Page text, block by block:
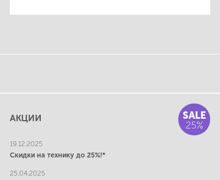
АКЦИИ
SALE
25%
19.12.2025
Скидки на технику до 25%!*
25.04.2025